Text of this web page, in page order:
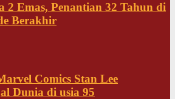
2 Emas, Penantian 32 Tahun di
Berakhir
Comics Stan Lee
Dunia di usia 95